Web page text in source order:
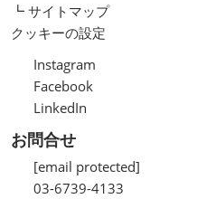
┗ サイトマップ
クッキーの設定
Instagram
Facebook
LinkedIn
お問合せ
[email protected]
03-6739-4133